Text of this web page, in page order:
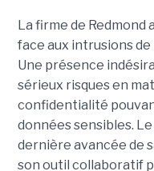
La firme de Redmond
face aux intrusions de
Une présence
sérieux risques en
confidentialité
données sensibles.
dernière avancée de
son outil collaboratif